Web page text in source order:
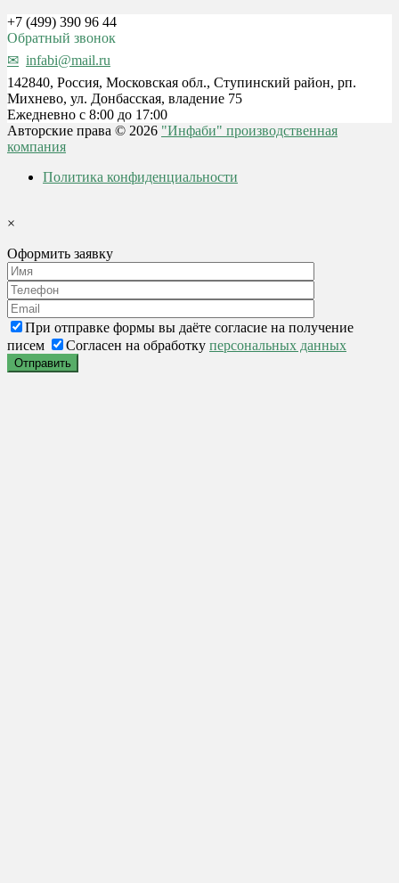
+7 (499) 390 96 44
Обратный звонок
infabi@mail.ru
142840, Россия, Московская обл., Ступинский район, рп.
Михнево, ул. Донбасская, владение 75
Ежедневно с 8:00 до 17:00
Авторские права © 2026 "Инфаби" производственная
компания
Политика конфиденциальности
×
Оформить заявку
При отправке формы вы даёте согласие на получение
писем
Согласен на обработку персональных данных